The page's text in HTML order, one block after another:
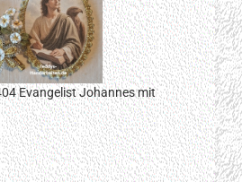
Evangelist Johannes mit